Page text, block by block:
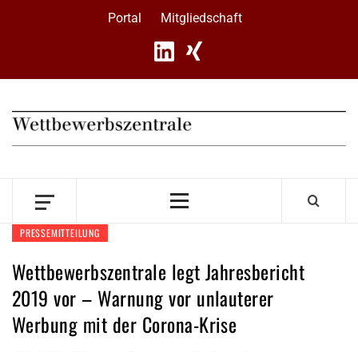
Portal Mitgliedschaft
Primary
PRESSEMITTEILUNG
Wettbewerbszentrale legt Jahresbericht
2019 vor – Warnung vor unlauterer
Werbung mit der Corona-Krise